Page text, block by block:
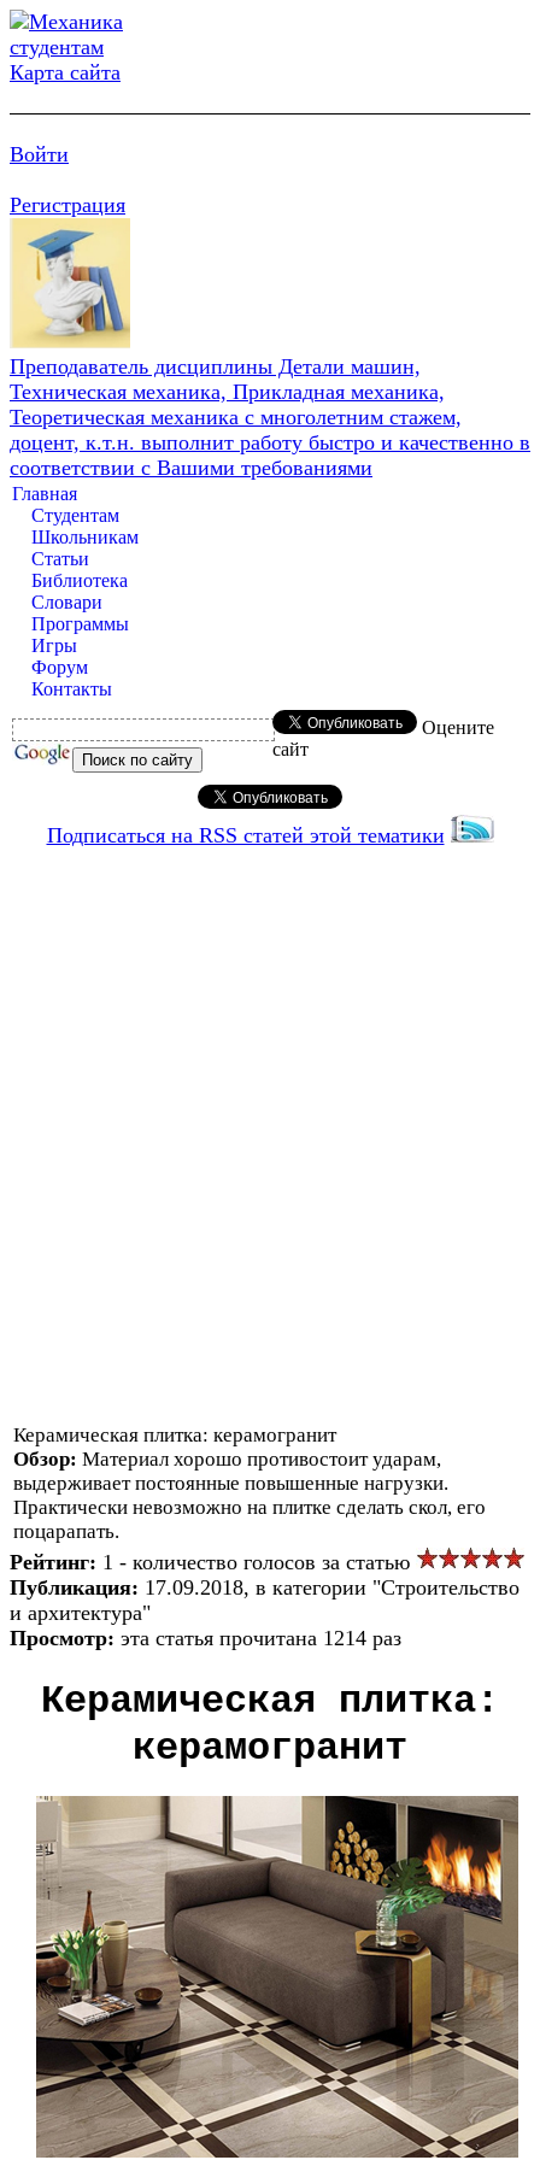
Карта сайта
Войти
Регистрация
Преподаватель дисциплины Детали машин,
Техническая механика, Прикладная механика,
Теоретическая механика с многолетним стажем,
доцент, к.т.н. выполнит работу быстро и качественно в
соответствии с Вашими требованиями
Главная
Студентам
Школьникам
Статьи
Библиотека
Словари
Программы
Игры
Форум
Контакты
Оцените
сайт
Подписаться на RSS статей этой тематики
Керамическая плитка: керамогранит
Обзор: Материал хорошо противостоит ударам,
выдерживает постоянные повышенные нагрузки.
Практически невозможно на плитке сделать скол, его
поцарапать.
Рейтинг: 1 - количество голосов за статью
Публикация: 17.09.2018, в категории "Строительство
и архитектура"
Просмотр: эта статья прочитана 1214 раз
Керамическая плитка:
керамогранит